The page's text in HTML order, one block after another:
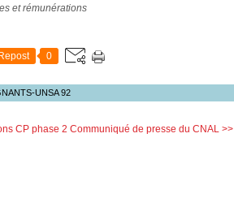
et rémunérations
Repost 0
UNSA 92
CP phase 2 Communiqué de presse du CNAL >>